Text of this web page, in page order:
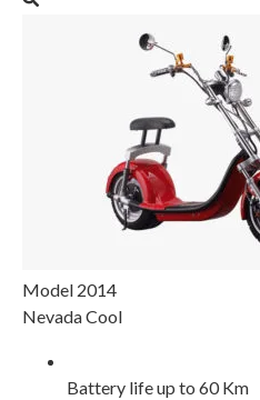
Model 2014
Nevada Cool
Battery life up to 60 Km